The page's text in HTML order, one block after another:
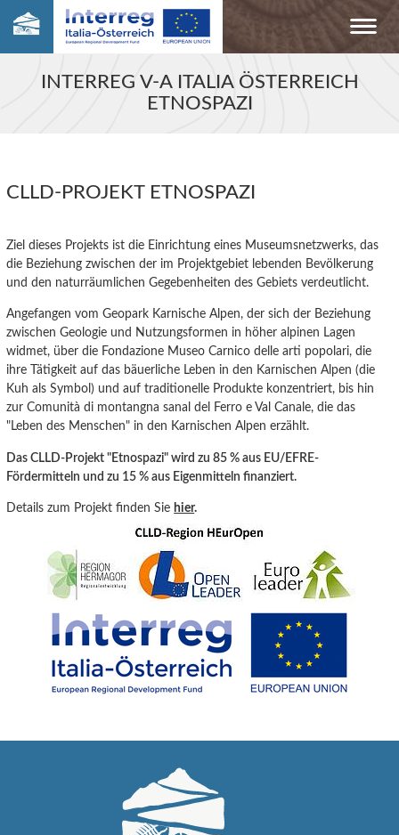
INTERREG V-A ITALIA ÖSTERREICH
ETNOSPAZI
CLLD-PROJEKT ETNOSPAZI
Ziel dieses Projekts ist die Einrichtung eines Museumsnetzwerks, das
die Beziehung zwischen der im Projektgebiet lebenden Bevölkerung
und den naturräumlichen Gegebenheiten des Gebiets verdeutlicht.
Angefangen vom Geopark Karnische Alpen, der sich der Beziehung
zwischen Geologie und Nutzungsformen in höher alpinen Lagen
widmet, über die Fondazione Museo Carnico delle arti popolari, die
ihre Tätigkeit auf das bäuerliche Leben in den Karnischen Alpen (die
Kuh als Symbol) und auf traditionelle Produkte konzentriert, bis hin
zur Comunità di montangna sanal del Ferro e Val Canale, diedas
"Leben des Menschen" in den Karnischen Alpen erzählt.
Das CLLD-Projekt "Etnospazi" wird zu 85 % aus EU/EFRE-
Fördermitteln und zu 15 % aus Eigenmitteln finanziert.
Details zum Projekt finden Sie hier.